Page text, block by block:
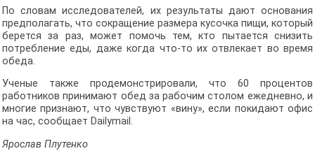
По словам исследователей, их результаты дают основания
предполагать, что сокращение размера кусочка пищи, который
берется за раз, может помочь тем, кто пытается снизить
потребление еды, даже когда что-то их отвлекает во время
обеда.
Ученые также продемонстрировали, что 60 процентов
работников принимают обед за рабочим столом ежедневно, и
многие признают, что чувствуют «вину», если покидают офис
на час, сообщает Dailymail.
Ярослав Плутенко